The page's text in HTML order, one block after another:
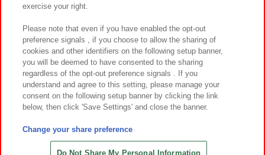
お取引先さまとともに
カスタマーハラスメント対応方針 よくあるご質問・お問い合わせ
©Bandai Namco Amusement Inc.
©Bandai Namco Amusement Lab Inc.
©HANAYASHIKI Co., Ltd. All Rights Reserved.
exercise your right.
Please note that even if you have enabled the opt-out
preference signals , if you choose to allow the sharing of
cookies and other identifiers on the following setup banner,
you will be deemed to have consented to the sharing
regardless of the opt-out preference signals . If you
understand and agree to this setting, please manage your
consent on the following setup banner by clicking the link
below, then click 'Save Settings' and close the banner.
Change your share preference
Do Not Share My Personal Information